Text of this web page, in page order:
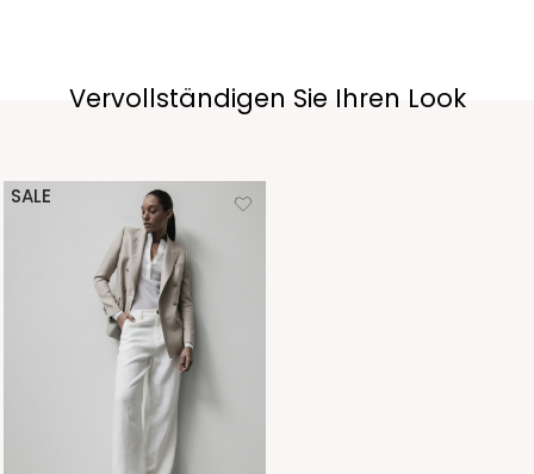
Vervollständigen Sie Ihren Look
SALE